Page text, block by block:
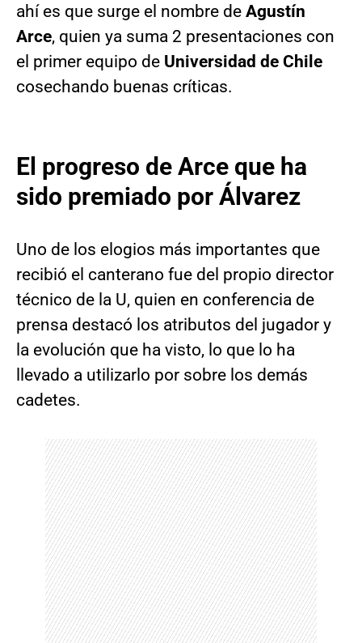
ahí es que surge el nombre de Agustín
Arce, quien ya suma 2 presentaciones con
el primer equipo de Universidad de Chile
cosechando buenas críticas.
El progreso de Arce que ha
sido premiado por Álvarez
Uno de los elogios más importantes que
recibió el canterano fue del propio director
técnico de la U, quien en conferencia de
prensa destacó los atributos del jugador y
la evolución que ha visto, lo que lo ha
llevado a utilizarlo por sobre los demás
cadetes.